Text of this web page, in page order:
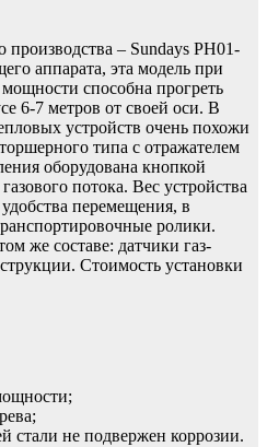
– Sundays PH01-
аппарата, эта модель при
способна прогреть
6-7 метров от своей оси. В
устройств очень похожи
типа с отражателем
оборудована кнопкой
потока. Вес устройства
перемещения, в
ролики.
же составе: датчики газ-
Стоимость установки
стали не подвержен коррозии.